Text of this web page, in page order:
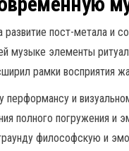
развитие пост-метала и
музыке элементы
рамки восприятия
перформансу и
полного погружения и
философскую и